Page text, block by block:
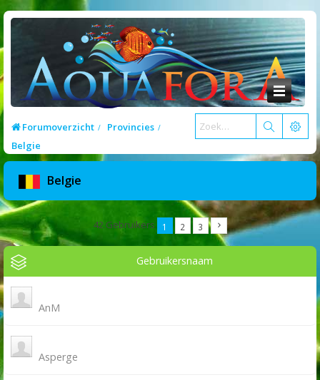
Forumoverzicht
Provincies
Belgie
Belgie
42 Gebruikers 1 2 3
Gebruikersnaam
AnM
Asperge